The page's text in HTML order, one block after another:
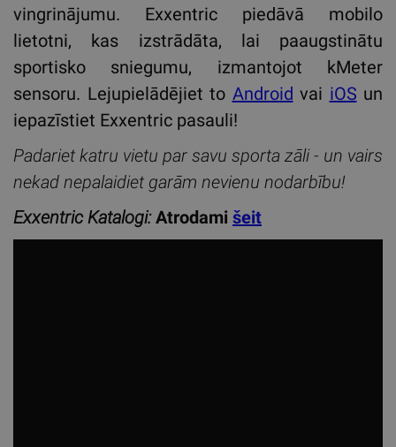
vingrinājumu. Exxentric piedāvā mobilo
lietotni, kas izstrādāta, lai paaugstinātu
sportisko sniegumu, izmantojot kMeter
sensoru. Lejupielādējiet to Android vai iOS un
iepazīstiet Exxentric pasauli!
Padariet katru vietu par savu sporta zāli - un vairs
nekad nepalaidiet garām nevienu nodarbību!
Exxentric Katalogi:Atrodami šeit